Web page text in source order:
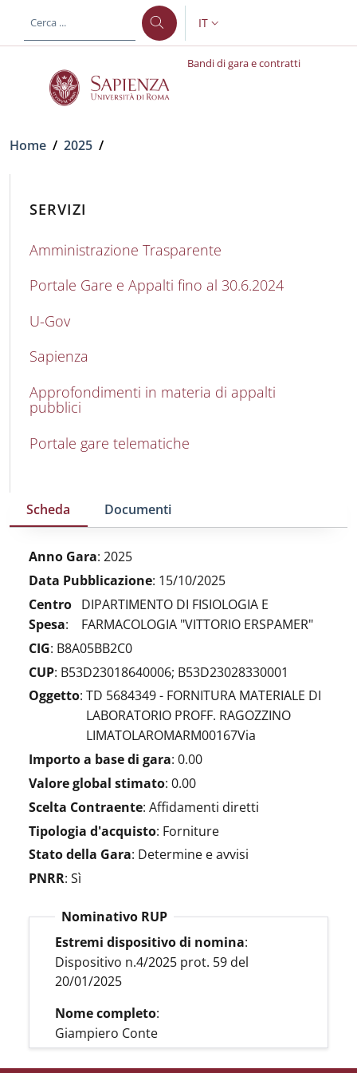
al contenuto principale
SELETTORE LINGUA:
IT
Bandi di gara e contratti
Briciole di pane
Home / 2025 /
SERVIZI
Amministrazione Trasparente
Portale Gare e Appalti fino al 30.6.2024
U-Gov
Sapienza
Approfondimenti in materia di appalti
pubblici
Portale gare telematiche
Scheda Documenti
Anno Gara: 2025
Data Pubblicazione: 15/10/2025
Centro
Spesa:
DIPARTIMENTO DI FISIOLOGIA E
FARMACOLOGIA "VITTORIO ERSPAMER"
CIG: B8A05BB2C0
CUP: B53D23018640006; B53D23028330001
Oggetto: TD 5684349 - FORNITURA MATERIALE DI
LABORATORIO PROFF. RAGOZZINO
LIMATOLAROMARM00167Via
Importo a base di gara: 0.00
Valore global stimato: 0.00
Scelta Contraente: Affidamenti diretti
Tipologia d'acquisto: Forniture
Stato della Gara: Determine e avvisi
PNRR: Sì
Nominativo RUP
Estremi dispositivo di nomina:
Dispositivo n.4/2025 prot. 59 del
20/01/2025
Nome completo:
Giampiero Conte